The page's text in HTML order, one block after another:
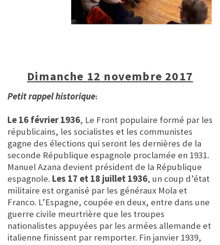
Dimanche 12 novembre 2017
Petit rappel historique:
Le 16 février 1936, Le Front populaire formé par les
républicains, les socialistes et les communistes
gagne des élections qui seront les dernières de la
seconde République espagnole proclamée en 1931.
Manuel Azana devient président de la République
espagnole. Les 17 et 18 juillet 1936, un coup d’état
militaire est organisé par les généraux Mola et
Franco. L’Espagne, coupée en deux, entre dans une
guerre civile meurtrière que les troupes
nationalistes appuyées par les armées allemande et
italienne finissent par remporter. Fin janvier 1939,